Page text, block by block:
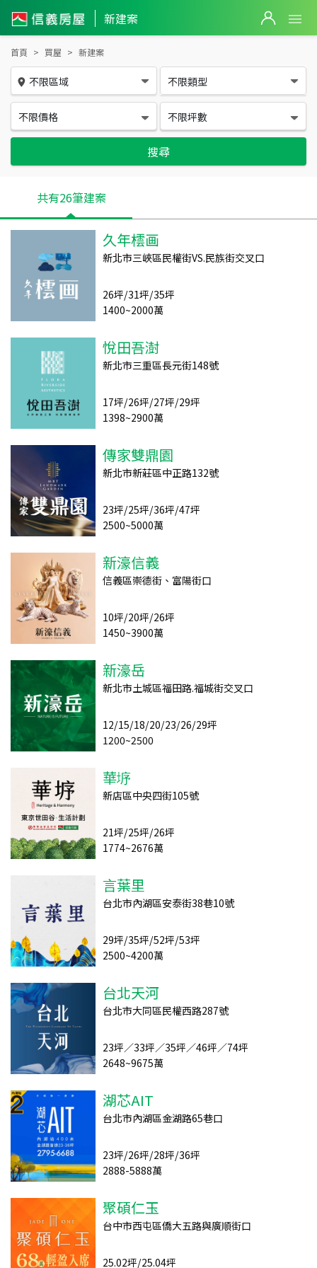
新建案
首頁 買屋 新建案
不限區域 不限類型
不限價格 不限坪數
搜尋
共有26筆建案
久年橒画
新北市三峽區民權街VS.民族街交叉口
26坪/31坪/35坪
1400~2000萬
悅田吾澍
新北市三重區長元街148號
17坪/26坪/27坪/29坪
1398~2900萬
傳家雙鼎園
新北市新莊區中正路132號
23坪/25坪/36坪/47坪
2500~5000萬
新濠信義
信義區崇德街、富陽街口
10坪/20坪/26坪
1450~3900萬
新濠岳
新北市土城區福田路.福城街交叉口
12/15/18/20/23/26/29坪
1200~2500
華垿
新店區中央四街105號
21坪/25坪/26坪
1774~2676萬
言葉里
台北市內湖區安泰街38巷10號
29坪/35坪/52坪/53坪
2500~4200萬
台北天河
台北市大同區民權西路287號
23坪／33坪／35坪／46坪／74坪
2648~9675萬
湖芯AIT
台北市內湖區金湖路65巷口
23坪/26坪/28坪/36坪
2888-5888萬
聚碩仁玉
台中市西屯區僑大五路與廣順街口
25.02坪/25.04坪